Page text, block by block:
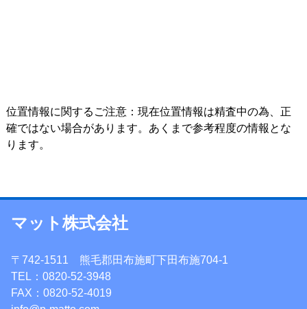
位置情報に関するご注意：現在位置情報は精査中の為、正
確ではない場合があります。あくまで参考程度の情報とな
ります。
マット株式会社
〒742-1511 熊毛郡田布施町下田布施704-1
TEL：0820-52-3948
FAX：0820-52-4019